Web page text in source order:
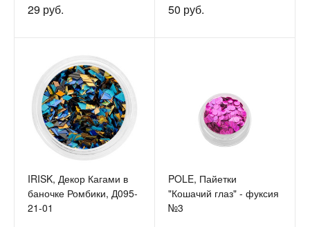
29 руб. 50 руб.
IRISK, Декор Кагами в
баночке Ромбики, Д095-
21-01
POLE, Пайетки
"Кошачий глаз" - фуксия
№3